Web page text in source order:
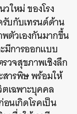
ใหม่ ของโรง
รับกับเทรนด์ด้าน
ตัวเองกันมากขึ้น
มีการออกแบบ
วจสุขภาพเชิงลึก
ารพิษ พร้อมให้
เฉพาะบุคคล
นเกิดโรคเป็น